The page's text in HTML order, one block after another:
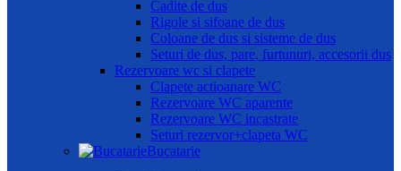
Cadite de dus
Rigole si sifoane de dus
Coloane de dus si sisteme de dus
Seturi de dus, pare, furtunuri, accesorii dus
Rezervoare wc si clapete
Clapete actioanare WC
Rezervoare WC aparente
Rezervoare WC incastrate
Seturi rezervor+clapeta WC
Bucatarie